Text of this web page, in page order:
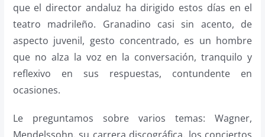
que el director andaluz ha dirigido estos días en el
teatro madrileño. Granadino casi sin acento, de
aspecto juvenil, gesto concentrado, es un hombre
que no alza la voz en la conversación, tranquilo y
reflexivo en sus respuestas, contundente en
ocasiones.
Le preguntamos sobre varios temas: Wagner,